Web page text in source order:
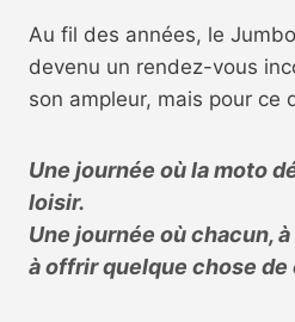
Au fil des années, le
devenu un rendez-vous
son ampleur, mais pour ce
Une journée où la moto
loisir.
Une journée où chacun,
à offrir quelque chose